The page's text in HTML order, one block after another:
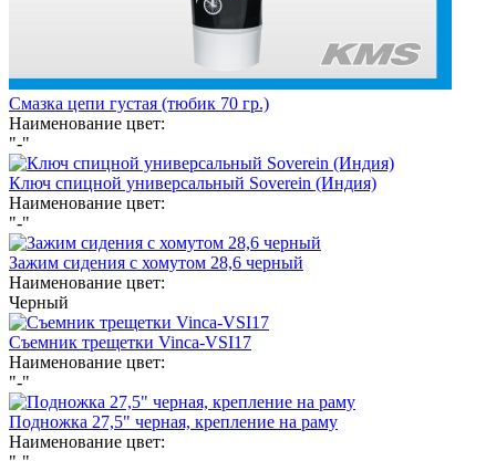
Смазка цепи густая (тюбик 70 гр.)
Наименование цвет:
"-"
Ключ спицной универсальный Soverein (Индия)
Наименование цвет:
"-"
Зажим сидения с хомутом 28,6 черный
Наименование цвет:
Черный
Съемник трещетки Vinca-VSI17
Наименование цвет:
"-"
Подножка 27,5" черная, крепление на раму
Наименование цвет: